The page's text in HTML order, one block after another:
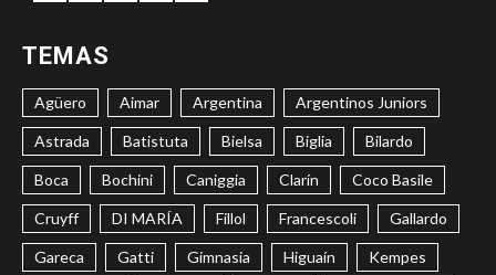
TEMAS
Agüero Aimar Argentina Argentinos Juniors
Astrada Batistuta Bielsa Biglia Bilardo
Boca Bochini Caniggia Clarín Coco Basile
Cruyff DI MARÍA Fillol Francescoli Gallardo
Gareca Gatti Gimnasia Higuaín Kempes